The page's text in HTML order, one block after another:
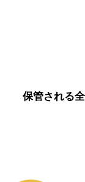
保管される